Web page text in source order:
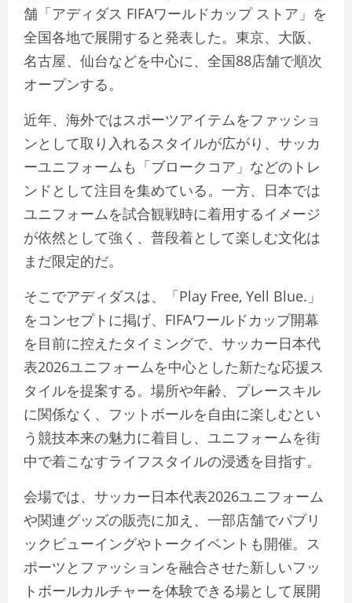
舗「アディダス FIFAワールドカップ ストア」を
全国各地で展開すると発表した。東京、大阪、
名古屋、仙台などを中心に、全国88店舗で順次
オープンする。
近年、海外ではスポーツアイテムをファッショ
ンとして取り入れるスタイルが広がり、サッカ
ーユニフォームも「ブロークコア」などのトレ
ンドとして注目を集めている。一方、日本では
ユニフォームを試合観戦時に着用するイメージ
が依然として強く、普段着として楽しむ文化は
まだ限定的だ。
そこでアディダスは、「Play Free, Yell Blue.」
をコンセプトに掲げ、FIFAワールドカップ開幕
を目前に控えたタイミングで、サッカー日本代
表2026ユニフォームを中心とした新たな応援ス
タイルを提案する。場所や年齢、プレースキル
に関係なく、フットボールを自由に楽しむとい
う競技本来の魅力に着目し、ユニフォームを街
中で着こなすライフスタイルの浸透を目指す。
会場では、サッカー日本代表2026ユニフォーム
や関連グッズの販売に加え、一部店舗でパブリ
ックビューイングやトークイベントも開催。ス
ポーツとファッションを融合させた新しいフッ
トボールカルチャーを体験できる場として展開